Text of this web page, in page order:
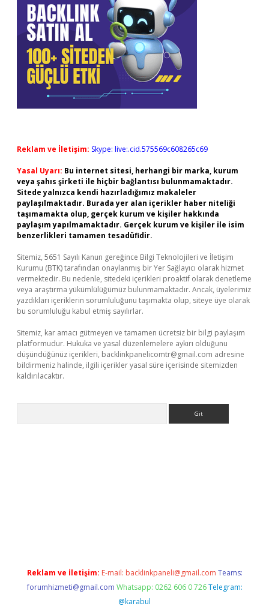
Reklam ve İletişim: Skype: live:.cid.575569c608265c69
Yasal Uyarı: Bu internet sitesi, herhangi bir marka, kurum
veya şahıs şirketi ile hiçbir bağlantısı bulunmamaktadır.
Sitede yalnızca kendi hazırladığımız makaleler
paylaşılmaktadır. Burada yer alan içerikler haber niteliği
taşımamakta olup, gerçek kurum ve kişiler hakkında
paylaşım yapılmamaktadır. Gerçek kurum ve kişiler ile isim
benzerlikleri tamamen tesadüfidir.
Sitemiz, 5651 Sayılı Kanun gereğince Bilgi Teknolojileri ve İletişim
Kurumu (BTK) tarafından onaylanmış bir Yer Sağlayıcı olarak hizmet
vermektedir. Bu nedenle, sitedeki içerikleri proaktif olarak denetleme
veya araştırma yükümlülüğümüz bulunmamaktadır. Ancak, üyelerimiz
yazdıkları içeriklerin sorumluluğunu taşımakta olup, siteye üye olarak
bu sorumluluğu kabul etmiş sayılırlar.
Sitemiz, kar amacı gütmeyen ve tamamen ücretsiz bir bilgi paylaşım
platformudur. Hukuka ve yasal düzenlemelere aykırı olduğunu
düşündüğünüz içerikleri, backlinkpanelicomtr@gmail.com adresine
bildirmeniz halinde, ilgili içerikler yasal süre içerisinde sitemizden
kaldırılacaktır.
Reklam ve İletişim: E-mail: backlinkpaneli@gmail.com Teams:
forumhizmeti@gmail.com Whatsapp: 0262 606 0 726 Telegram:
@karabul